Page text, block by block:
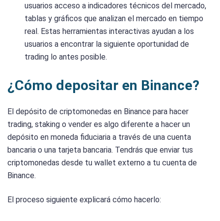
usuarios acceso a indicadores técnicos del mercado,
tablas y gráficos que analizan el mercado en tiempo
real. Estas herramientas interactivas ayudan a los
usuarios a encontrar la siguiente oportunidad de
trading lo antes posible.
¿Cómo depositar en Binance?
El depósito de criptomonedas en Binance para hacer
trading, staking o vender es algo diferente a hacer un
depósito en moneda fiduciaria a través de una cuenta
bancaria o una tarjeta bancaria. Tendrás que enviar tus
criptomonedas desde tu wallet externo a tu cuenta de
Binance.
El proceso siguiente explicará cómo hacerlo: